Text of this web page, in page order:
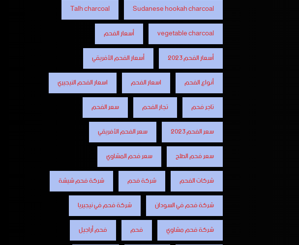
Sudanese hookah charcoal
Talh charcoal
vegetable charcoal
أسعار الفحم
أسعار الفحم 2023
أسعار الفحم الأفريقي
أنواع الفحم
اسعار الفحم
اسعار الفحم النيجيري
تاجر فحم
تجار الفحم
سعر الفحم
سعر الفحم 2023
سعر الفحم الأفريقي
سعر فحم الطلح
سعر فحم المشاوي
شركات الفحم
شركة فحم
شركة فحم شيشة
شركة فحم في السودان
شركة فحم في نيجيريا
شركة فحم مشاوي
فحم
فحم أراجيل